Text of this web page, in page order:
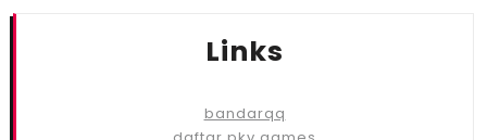
Links
bandarqq